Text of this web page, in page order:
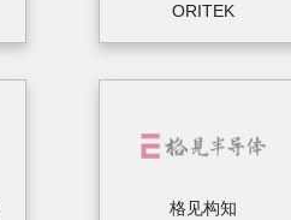
ORITEK
格见构知